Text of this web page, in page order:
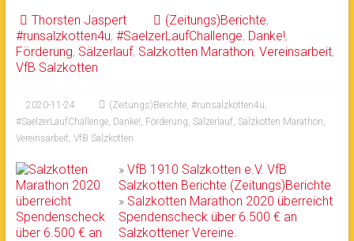
Thorsten Jaspert (Zeitungs)Berichte,
#runsalzkotten4u, #SaelzerLaufChallenge, Danke!,
Förderung, Sälzerlauf, Salzkotten Marathon, Vereinsarbeit,
VfB Salzkotten
2020-11-24 (Zeitungs)Berichte, #runsalzkotten4u,
#SaelzerLaufChallenge, Danke!, Förderung, Sälzerlauf, Salzkotten Marathon,
Vereinsarbeit, VfB Salzkotten
»VfB 1910 Salzkotten e.V. VfB
Salzkotten Berichte (Zeitungs)Berichte
» Salzkotten Marathon 2020 überreicht
Spendenscheck über 6.500 € an
Salzkottener Vereine.